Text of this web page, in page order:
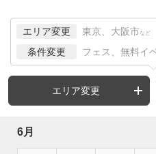
エリア変更 東京、大阪市 など
条件変更 フェス、無料イ
エリア変更
6月